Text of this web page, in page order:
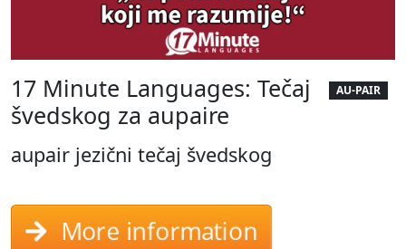
AU-PAIR
17 Minute Languages: Tečaj
švedskog za aupaire
aupair jezični tečaj švedskog
More information